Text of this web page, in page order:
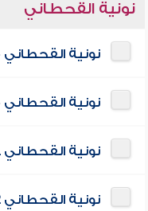
نونية القحطاني
نونية القحطاني
نونية
نونية القحطاني 1- الشليمي
نونية القحطاني 2- الشليمي